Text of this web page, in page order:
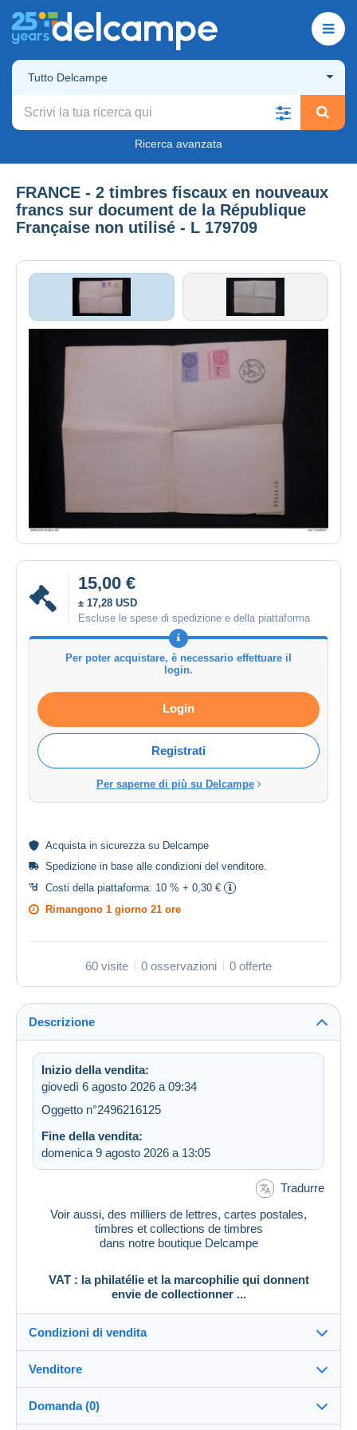
Tutto Delcampe
Ricerca avanzata
FRANCE - 2 timbres fiscaux en nouveaux
francs sur document de la République
Française non utilisé - L 179709
15,00 €
± 17,28 USD
Escluse le spese di spedizione e della piattaforma
Per poter acquistare, è necessario effettuare il
login.
Login
Registrati
Per saperne di più su Delcampe
Acquista in sicurezza su Delcampe
Spedizione in base alle condizioni del venditore
Costi della piattaforma: 10 % + 0,30 €
Rimangono 1 giorno 21 ore
60 visite 0 osservazioni 0 offerte
Descrizione
Inizio della vendita:
giovedì 6 agosto 2026 a 09:34
Oggetto n°2496216125
Fine della vendita:
domenica 9 agosto 2026 a 13:05
Tradurre
Voir aussi, des milliers de lettres, cartes postales,
timbres et collections de timbres
dans notre boutique Delcampe
VAT : la philatélie et la marcophilie qui donnent
envie de collectionner ...
Condizioni di vendita
Destinazione:
Vedi l'elenco dei paesi
Venditore
vat_tradition100%(58925x)
Domanda (0)